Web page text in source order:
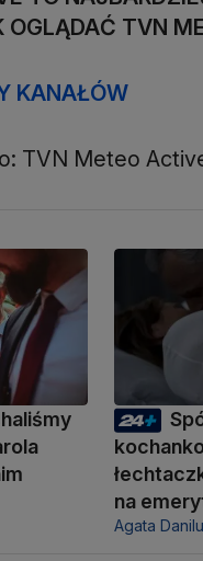
TVN
KANAŁÓW
TVN Meteo
na
Agata